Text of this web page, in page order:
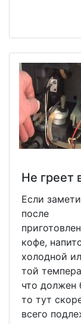
Не греет
Если
после
кофе,
холодной
той
что должен
то тут
всего